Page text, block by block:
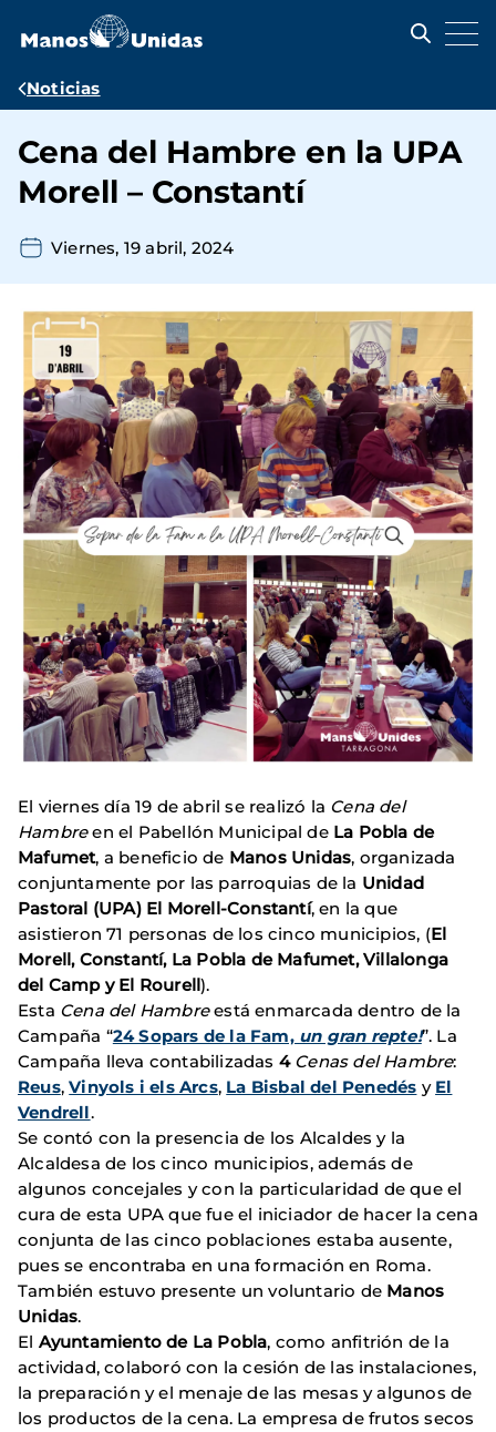
contenido
Ruta
navegación
Noticias
Cena del Hambre en la UPA
Morell – Constantí
Viernes, 19 abril, 2024
El viernes día 19 de abril se realizó la Cena del
Hambreen el Pabellón Municipal de La Pobla de
Mafumet, a beneficio de Manos Unidas, organizada
conjuntamente por las parroquias de la Unidad
Pastoral (UPA) El Morell-Constantí, en la que
asistieron 71 personas de los cinco municipios, (El
Morell, Constantí, La Pobla de Mafumet, Villalonga
del Camp y El Rourell).
Esta Cena del Hambreestá enmarcada dentro de la
Campaña “24 Sopars de la Fam, un gran repte!”. La
Campaña lleva contabilizadas 4 Cenas del Hambre:
Reus,Vinyols i els Arcs, La Bisbal del Penedés y El
Vendrell.
Se contó con la presencia de los Alcaldes y la
Alcaldesa de los cinco municipios, además de
algunos concejales y con la particularidad de que el
cura de esta UPA que fue el iniciador de hacer la cena
conjunta de las cinco poblaciones estaba ausente,
pues se encontraba en una formación en Roma.
También estuvo presente un voluntario de Manos
Unidas.
El Ayuntamiento de La Pobla, como anfitrión de la
actividad, colaboró ​​con la cesión de las instalaciones,
la preparación y el menaje de las mesas y algunos de
los productos de la cena. La empresa de frutos secos